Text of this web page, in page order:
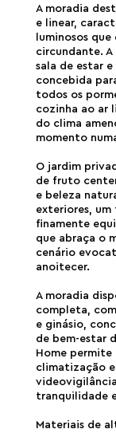
A moradia
e linear,
luminosos
circundante.
sala de estar
concebida
todos os
cozinha ao ar
do clima
momento
O jardim
de fruto
e beleza
exteriores,
finamente
que abraça o
cenário
anoitecer.
A moradia
completa,
e ginásio,
de bem-estar
Home
climatização e
tranquilidade
Materiais de